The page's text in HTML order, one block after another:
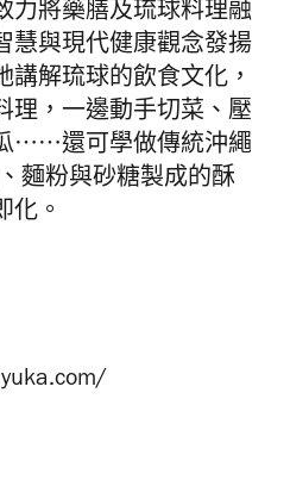
力將藥膳及琉球料理融
慧與現代健康觀念發揚
講解琉球的飲食文化，
理，一邊動手切菜、壓
⋯⋯還可學做傳統沖繩
麵粉與砂糖製成的酥
化。